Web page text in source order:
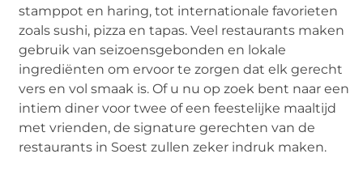
stamppot en haring, tot internationale favorieten
zoals sushi, pizza en tapas. Veel restaurants maken
gebruik van seizoensgebonden en lokale
ingrediënten om ervoor te zorgen dat elk gerecht
vers en vol smaak is. Of u nu op zoek bent naar een
intiem diner voor twee of een feestelijke maaltijd
met vrienden, de signature gerechten van de
restaurants in Soest zullen zeker indruk maken.